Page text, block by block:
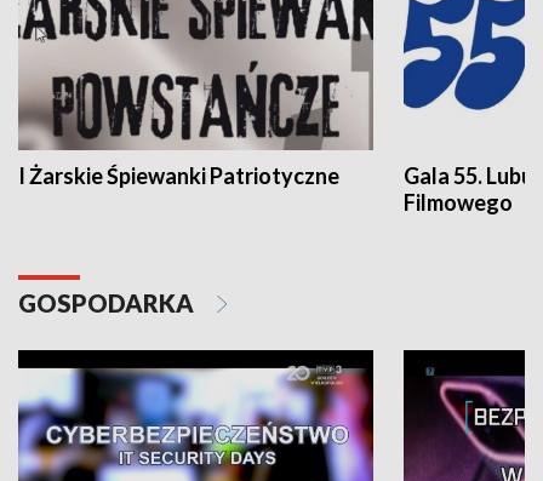
I Żarskie Śpiewanki Patriotyczne
Gala 55.
Filmowego
GOSPODARKA